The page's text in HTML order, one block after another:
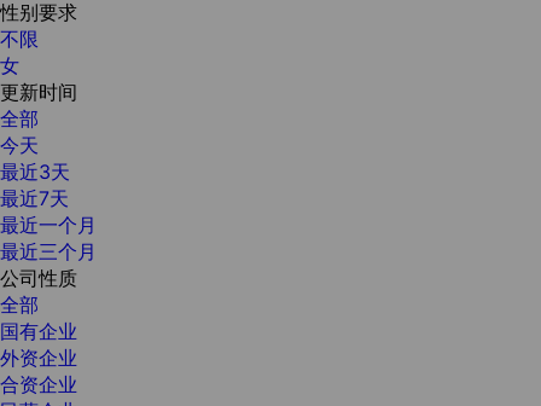
性别要求
不限
女
更新时间
全部
今天
最近3天
最近7天
最近一个月
最近三个月
公司性质
全部
国有企业
外资企业
合资企业